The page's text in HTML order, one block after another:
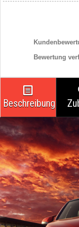
Bewertung
Beschreibung